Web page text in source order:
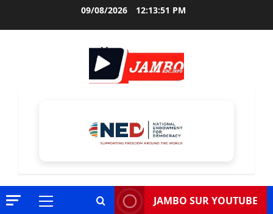
09/08/2026 12:13:52 PM
Menu
JAMBO SUR YOUTUBE